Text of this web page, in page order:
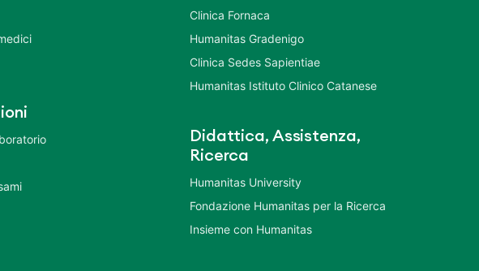
Clinica Fornaca
Humanitas Gradenigo
Clinica Sedes Sapientiae
Humanitas Istituto Clinico Catanese
Didattica, Assistenza,
Ricerca
Humanitas University
Fondazione Humanitas per la Ricerca
Insieme con Humanitas